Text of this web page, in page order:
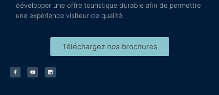
développer une offre touristique durable afin de permettre
une expérience visiteur de qualité.
Téléchargez nos brochures